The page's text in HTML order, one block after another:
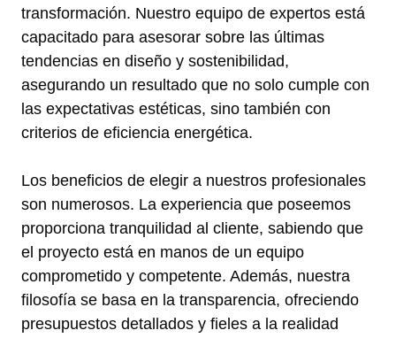
transformación. Nuestro equipo de expertos está
capacitado para asesorar sobre las últimas
tendencias en diseño y sostenibilidad,
asegurando un resultado que no solo cumple con
las expectativas estéticas, sino también con
criterios de eficiencia energética.
Los beneficios de elegir a nuestros profesionales
son numerosos. La experiencia que poseemos
proporciona tranquilidad al cliente, sabiendo que
el proyecto está en manos de un equipo
comprometido y competente. Además, nuestra
filosofía se basa en la transparencia, ofreciendo
presupuestos detallados y fieles a la realidad